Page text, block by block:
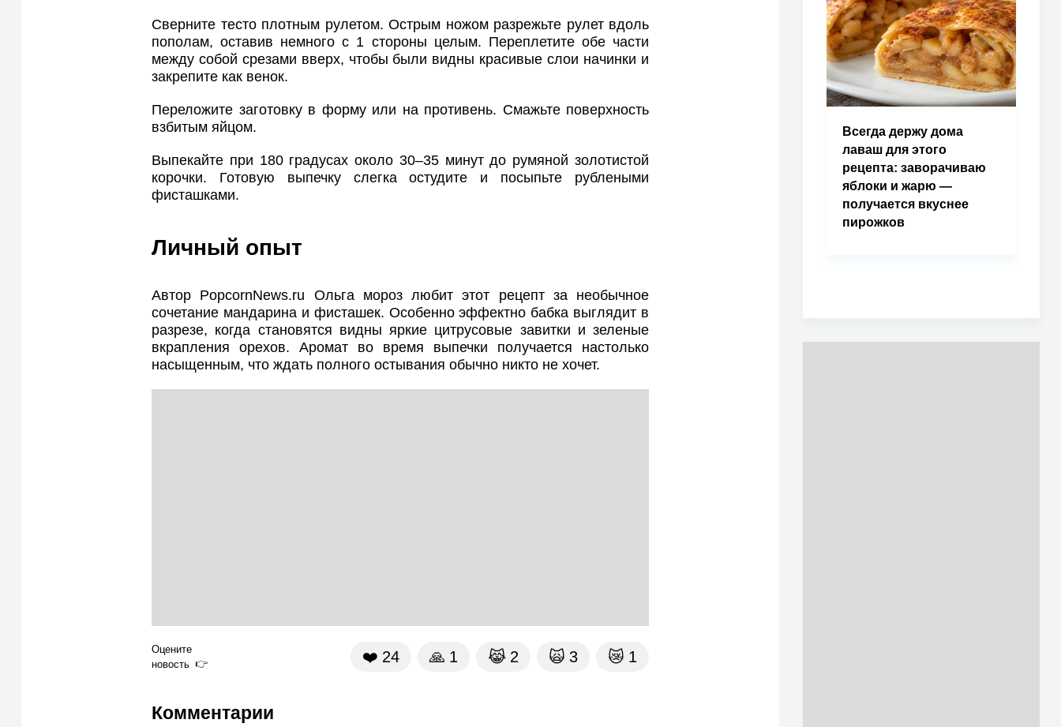
Сверните тесто плотным рулетом. Острым ножом разрежьте рулет вдоль
пополам, оставив немного с 1 стороны целым. Переплетите обе части
между собой срезами вверх, чтобы были видны красивые слои начинки и
закрепите как венок.
Переложите заготовку в форму или на противень. Смажьте поверхность
взбитым яйцом.
Выпекайте при 180 градусах около 30–35 минут до румяной золотистой
корочки. Готовую выпечку слегка остудите и посыпьте рублеными
фисташками.
Личный опыт
Автор PopcornNews.ru Ольга мороз любит этот рецепт за необычное
сочетание мандарина и фисташек. Особенно эффектно бабка выглядит в
разрезе, когда становятся видны яркие цитрусовые завитки и зеленые
вкрапления орехов. Аромат во время выпечки получается настолько
насыщенным, что ждать полного остывания обычно никто не хочет.
Оцените
новость
❤️ 24 🙏 1 😹 2 🙀 3 😿 1
Комментарии
Всегда держу дома
лаваш для этого
рецепта: заворачиваю
яблоки и жарю —
получается вкуснее
пирожков